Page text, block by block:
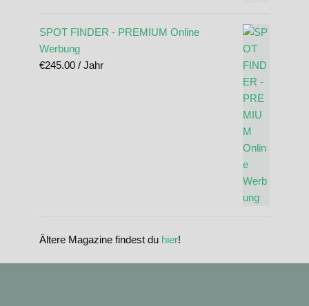
SPOT FINDER - PREMIUM Online
Werbung
€245.00 / Jahr
Ältere Magazine findest du hier!